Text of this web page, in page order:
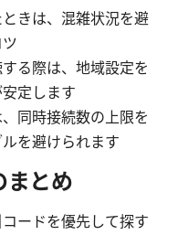
きは、混雑状況を避
る際は、地域設定を
定します
同時接続数の上限を
を避けられます
まとめ
ードを優先して探す